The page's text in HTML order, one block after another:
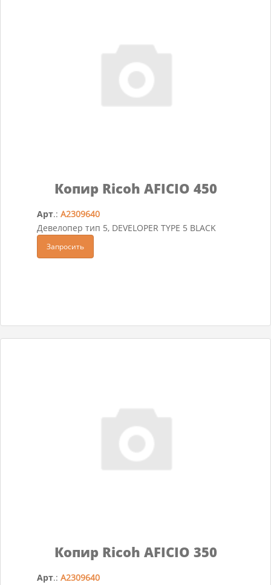
Копир Ricoh AFICIO 450
Арт.: A2309640
Девелопер тип 5, DEVELOPER TYPE 5 BLACK
Запросить
Копир Ricoh AFICIO 350
Арт.: A2309640